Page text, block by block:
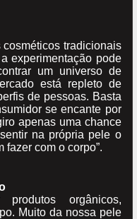
cosméticos tradicionais
experimentação pode
um universo de
está repleto de
de pessoas. Basta
se encante por
apenas uma chance
na própria pele o
com o corpo”.
orgânicos,
Muito da nossa pele